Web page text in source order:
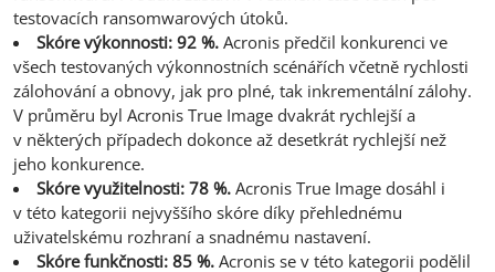
testovacích ransomwarových útoků.
Skóre výkonnosti: 92 %. Acronis předčil konkurenci ve
všech testovaných výkonnostních scénářích včetně rychlosti
zálohování a obnovy, jak pro plné, tak inkrementální zálohy.
V průměru byl Acronis True Image dvakrát rychlejší a
v některých případech dokonce až desetkrát rychlejší než
jeho konkurence.
Skóre využitelnosti: 78 %. Acronis True Image dosáhl i
v této kategorii nejvyššího skóre díky přehlednému
uživatelskému rozhraní a snadnému nastavení.
Skóre funkčnosti: 85 %. Acronis se v této kategorii podělil